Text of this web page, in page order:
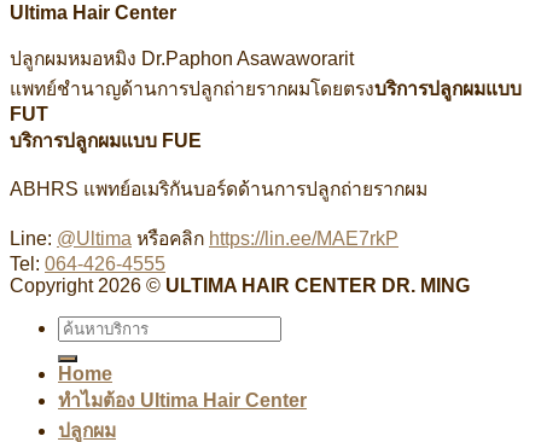
Ultima Hair Center
ปลูกผมหมอหมิง Dr.Paphon Asawaworarit
แพทย์ชำนาญด้านการปลูกถ่ายรากผมโดยตรงบริการปลูกผมแบบ
FUT
บริการปลูกผมแบบ FUE
ABHRS แพทย์อเมริกันบอร์ดด้านการปลูกถ่ายรากผม
Line: @Ultima หรือคลิก https://lin.ee/MAE7rkP
Tel: 064-426-4555
Copyright 2026 © ULTIMA HAIR CENTER DR. MING
Home
ทำไมต้อง Ultima Hair Center
ปลูกผม